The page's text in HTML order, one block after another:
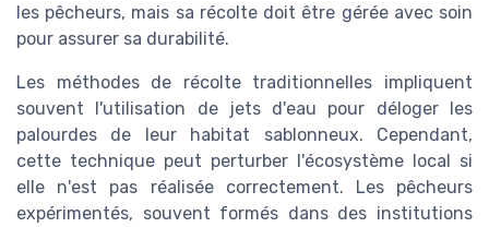
les pêcheurs, mais sa récolte doit être gérée avec soin
pour assurer sa durabilité.
Les méthodes de récolte traditionnelles impliquent
souvent l'utilisation de jets d'eau pour déloger les
palourdes de leur habitat sablonneux. Cependant,
cette technique peut perturber l'écosystème local si
elle n'est pas réalisée correctement. Les pêcheurs
expérimentés, souvent formés dans des institutions